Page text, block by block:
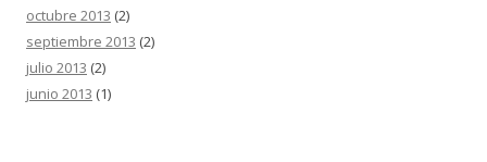
octubre 2013 (2)
septiembre 2013 (2)
julio 2013 (2)
junio 2013 (1)